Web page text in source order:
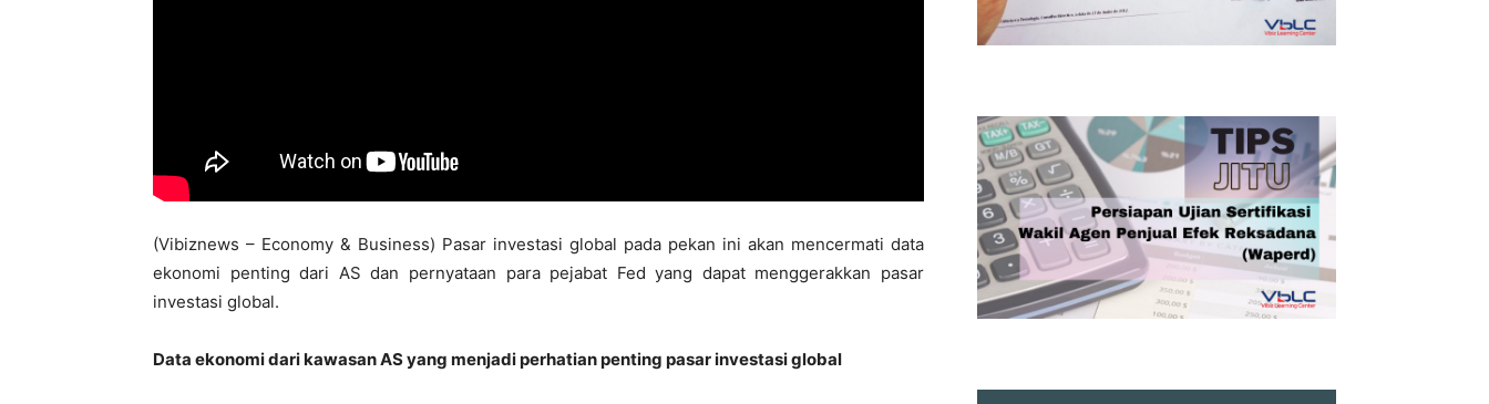
(Vibiznews – Economy & Business) Pasar investasi global pada pekan ini akan mencermati data
ekonomi penting dari AS dan pernyataan para pejabat Fed yang dapat menggerakkan pasar
investasi global.
Data ekonomi dari kawasan AS yang menjadi perhatian penting pasar investasi global